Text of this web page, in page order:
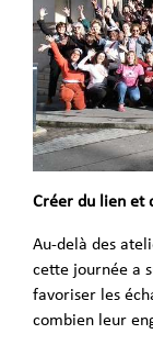
Créer du lien et
Au-delà des
cette journée a
favoriser les
combien leur